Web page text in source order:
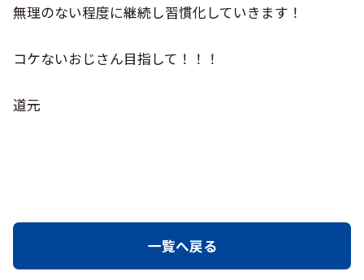
無理のない程度に継続し習慣化していきます！
コケないおじさん目指して！！！
道元
一覧へ戻る